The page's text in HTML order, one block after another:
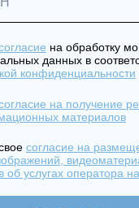
на обработку
данных в
конфиденциальности
на получение
материалов
согласие на
об услугах оператора